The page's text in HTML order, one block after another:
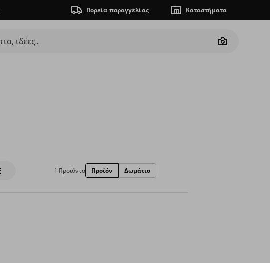
Πορεία παραγγελίας Καταστήματα
Camera
1 Προϊόντα Προϊόν Δωμάτιο